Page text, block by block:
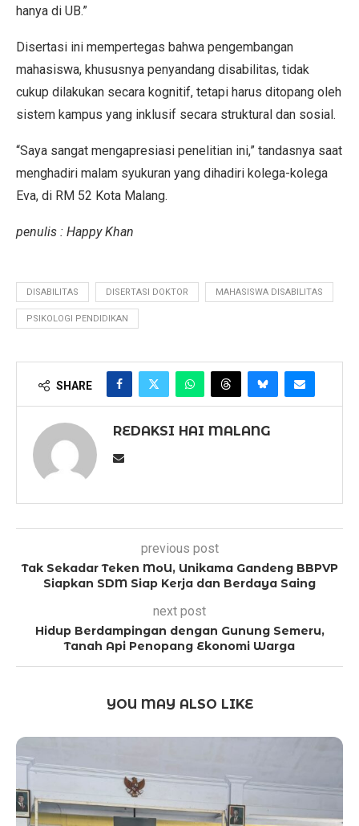
hanya di UB.”
Disertasi ini mempertegas bahwa pengembangan
mahasiswa, khususnya penyandang disabilitas, tidak
cukup dilakukan secara kognitif, tetapi harus ditopang oleh
sistem kampus yang inklusif secara struktural dan sosial.
“Saya sangat mengapresiasi penelitian ini,” tandasnya saat
menghadiri malam syukuran yang dihadiri kolega-kolega
Eva, di RM 52 Kota Malang.
penulis : Happy Khan
DISABILITAS DISERTASI DOKTOR MAHASISWA DISABILITAS
PSIKOLOGI PENDIDIKAN
SHARE
REDAKSI HAI MALANG
previous post
Tak Sekadar Teken MoU, Unikama Gandeng BBPVP
Siapkan SDM Siap Kerja dan Berdaya Saing
next post
Hidup Berdampingan dengan Gunung Semeru,
Tanah Api Penopang Ekonomi Warga
YOU MAY ALSO LIKE